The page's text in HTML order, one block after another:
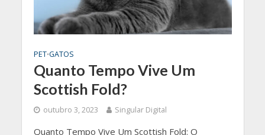
PET•GATOS
Quanto Tempo Vive Um
Scottish Fold?
outubro 3, 2023 Singular Digital
Quanto Tempo Vive Um Scottish Fold: O